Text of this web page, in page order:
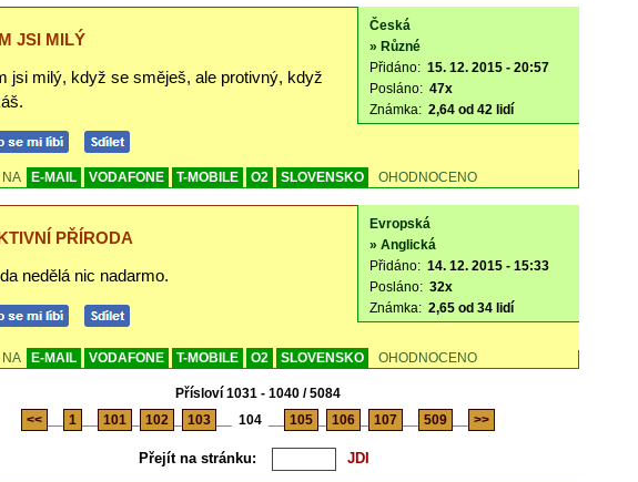
JSI MILÝ
jsi milý, když se směješ, ale protivný, když
Česká
» Různé
Přidáno: 15. 12. 2015 - 20:57
Posláno: 47x
Známka: 2,64 od 42 lidí
NA E-MAIL VODAFONE T-MOBILE O2 SLOVENSKO OHODNOCENO
PŘÍRODA
nedělá nic nadarmo.
Evropská
» Anglická
Přidáno: 14. 12. 2015 - 15:33
Posláno: 32x
Známka: 2,65 od 34 lidí
NA E-MAIL VODAFONE T-MOBILE O2 SLOVENSKO OHODNOCENO
Přísloví 1031 - 1040 / 5084
<<
1 101 102 103 104 105 106 107 509 >>
Přejít na stránku: